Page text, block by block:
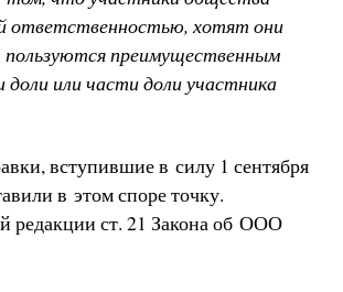
ответственностью, хотят они
пользуются преимущественным
доли или части доли участника
вступившие в силу 1 сентября
в этом споре точку.
редакции ст. 21 Закона об ООО